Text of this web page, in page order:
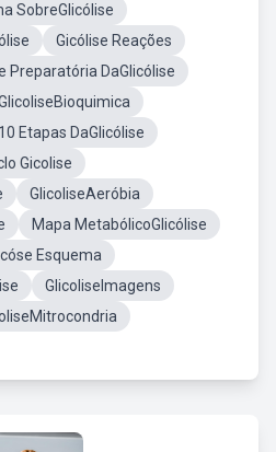
SobreGlicólise
Gicólise Reações
Preparatória DaGlicólise
10 Etapas DaGlicólise
Gicolise
GlicoliseAeróbia
Mapa MetabólicoGlicólise
Esquema
GlicoliseImagens